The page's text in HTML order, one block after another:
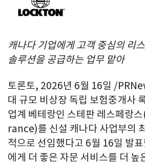
캐나다 기업에게 고객 중심의 리
솔루션을 공급하는 업무 맡아
토론토, 2026년 6월 16일 /
대 규모 비상장 독립 보험중개사
업계 베테랑인 스테판 레스페랑
rance)를 신설 캐나다 사업부의
적으로 선임했다고 6월 16일 발
에게 더 좋은 자문 서비스를 더 높